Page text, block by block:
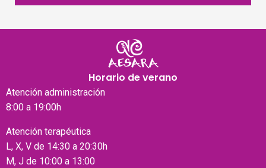
Horario de verano
Atención administración
8:00 a 19:00h
Atención terapéutica
L, X, V de 14:30 a 20:30h
M, J de 10:00 a 13:00